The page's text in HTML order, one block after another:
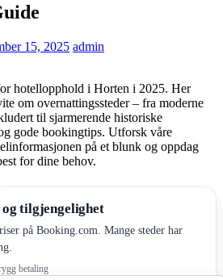
15, 2025 admin
hotellopphold i Horten i 2025. Her
om overnattingssteder – fra moderne
til sjarmerende historiske
gode bookingtips. Utforsk våre
på et blunk og oppdag
for dine behov.
tilgjengelighet
på Booking.com. Mange steder har
betaling